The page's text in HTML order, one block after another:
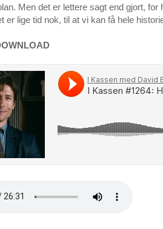
Men det er lettere sagt end gjort,
er lige tid nok, til at vi kan få hele